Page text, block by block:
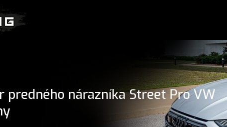
predného nárazníka Street Pro VW